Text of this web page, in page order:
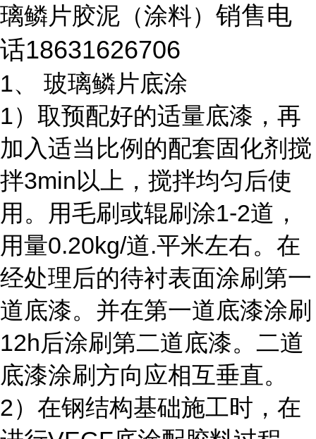
璃鳞片胶泥（涂料） 销售电
话18631626706
1、 玻璃鳞片底涂
1）取预配好的适量底漆，再
加入适当比例的配套固化剂搅
拌3min以上，搅拌均匀后使
用。用毛刷或辊刷涂1-2道，
用量0.20kg/道.平米左右。在
经处理后的待衬表面涂刷第一
道底漆。并在第一道底漆涂刷
12h后涂刷第二道底漆。二道
底漆涂刷方向应相互垂直。
2）在钢结构基础施工时，在